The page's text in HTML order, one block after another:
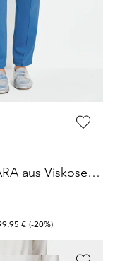
CARLA
€ (-40%)
Weite Hose SARA aus Viskose-Jersey
€ (-20%)